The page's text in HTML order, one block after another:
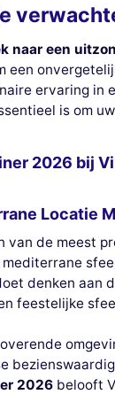
naar een
een
ervaring in
is om
2026 bij
Locatie
van de meest
denken aan
feestelijke
2026 belooft